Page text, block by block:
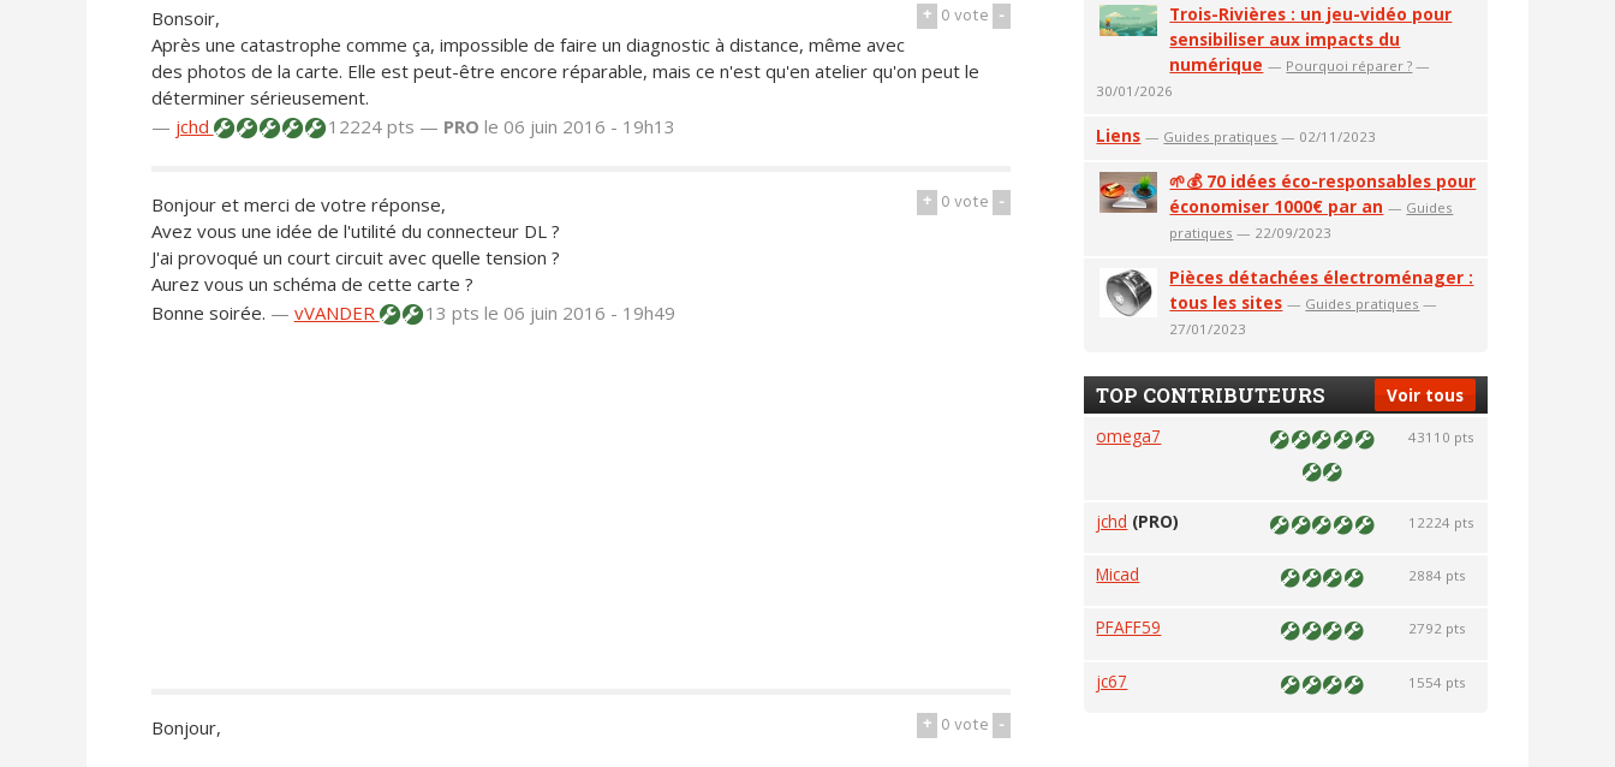
+ 0vote -
Bonsoir,
Après une catastrophe comme ça, impossible de faire un diagnostic à distance, même avec
des photos de la carte. Elle est peut-être encore réparable, mais ce n'est qu'en atelier qu'on peut le
déterminer sérieusement.
— jchd 12224 pts — PRO le 06 juin 2016 - 19h13
+ 0vote -
Bonjour et merci de votre réponse,
Avez vous une idée de l'utilité du connecteur DL ?
J'ai provoqué un court circuit avec quelle tension ?
Aurez vous un schéma de cette carte ?
Bonne soirée. — vVANDER 13 pts le 06 juin 2016 - 19h49
+ 0vote -
Bonjour,
Trois-Rivières : un jeu-vidéo pour
sensibiliser aux impacts du
numérique — Pourquoi réparer ? —
30/01/2026
Liens — Guides pratiques — 02/11/2023
🌱💰 70 idées éco-responsables pour
économiser 1000€ par an — Guides
pratiques — 22/09/2023
Pièces détachées électroménager :
tous les sites — Guides pratiques —
27/01/2023
Voir tous
TOP CONTRIBUTEURS
omega7 43110 pts
jchd (PRO) 12224 pts
Micad 2884 pts
PFAFF59 2792 pts
jc67 1554 pts